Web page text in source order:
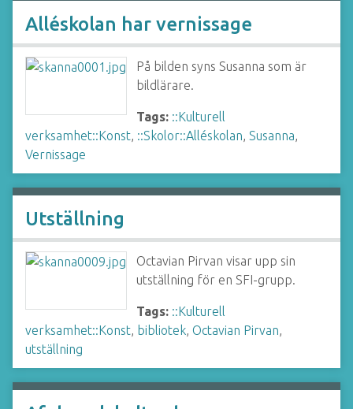
Alléskolan har vernissage
På bilden syns Susanna som är
bildlärare.
Tags: ::Kulturell
verksamhet::Konst, ::Skolor::Alléskolan, Susanna,
Vernissage
Utställning
Octavian Pirvan visar upp sin
utställning för en SFI-grupp.
Tags: ::Kulturell
verksamhet::Konst, bibliotek, Octavian Pirvan,
utställning